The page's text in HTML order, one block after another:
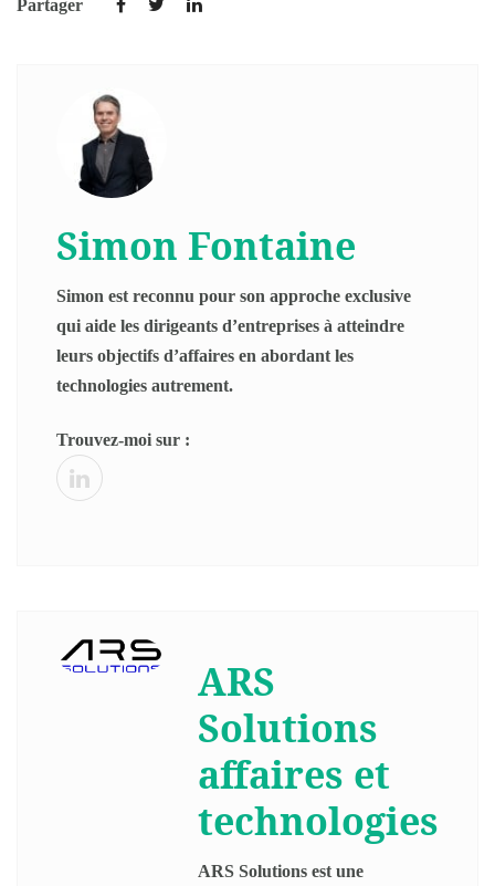
Partager
Simon Fontaine
Simon est reconnu pour son approche exclusive
qui aide les dirigeants d’entreprises à atteindre
leurs objectifs d’affaires en abordant les
technologies autrement.
Trouvez-moi sur :
ARS
Solutions
affaires et
technologies
ARS Solutions est une